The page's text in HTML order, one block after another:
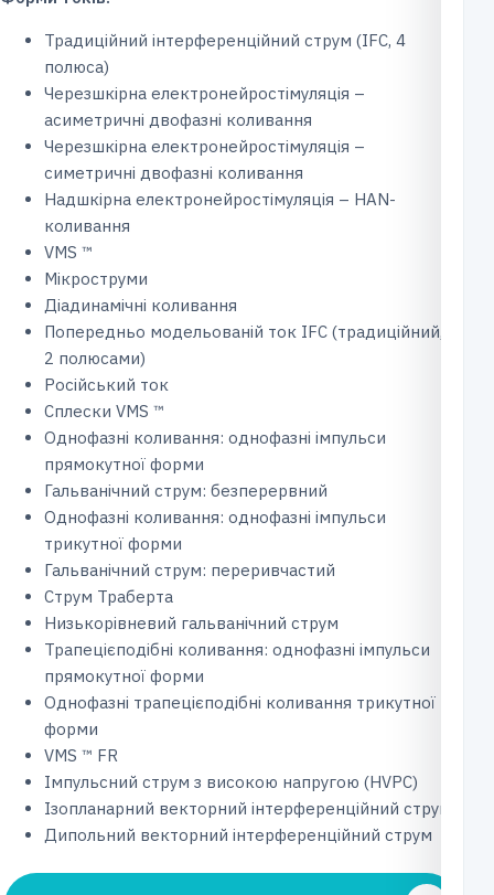
Традиційний інтерференційний струм (IFC, 4
полюса)
Черезшкірна електронейростімуляція –
асиметричні двофазні коливання
Черезшкірна електронейростімуляція –
симетричні двофазні коливання
Надшкірна електронейростімуляція – HAN-
коливання
VMS ™
Мікроструми
Діадинамічні коливання
Попередньо модельованій ток IFC (традиційний, з
2 полюсами)
Російський ток
Сплески VMS ™
Однофазні коливання: однофазні імпульси
прямокутної форми
Гальванічний струм: безперервний
Однофазні коливання: однофазні імпульси
трикутної форми
Гальванічний струм: переривчастий
Струм Траберта
Низькорівневий гальванічний струм
Трапецієподібні коливання: однофазні імпульси
прямокутної форми
Однофазні трапецієподібні коливання трикутної
форми
VMS ™ FR
Імпульсний струм з високою напругою (HVPC)
Ізопланарний векторний інтерференційний струм
Дипольний векторний інтерференційний струм